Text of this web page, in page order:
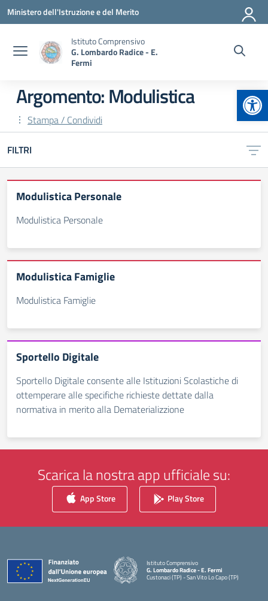
Vai ai contenuti
Vai al menu di navigazione
Vai al footer
Ministero dell'Istruzione e del Merito
Istituto Comprensivo
G. Lombardo Radice - E.
Fermi
Argomento: Modulistica
Stampa / Condividi
FILTRI
Modulistica Personale
Modulistica Personale
Modulistica Famiglie
Modulistica Famiglie
Sportello Digitale
Sportello Digitale consente alle Istituzioni Scolastiche di
ottemperare alle specifiche richieste dettate dalla
normativa in merito alla Dematerializzione
Scarica la nostra app ufficiale su:
App Store Play Store
Istituto Comprensivo
G. Lombardo Radice - E. Fermi
Custonaci (TP) - San Vito Lo Capo (TP)
— Visita la pagina iniziale della scuola